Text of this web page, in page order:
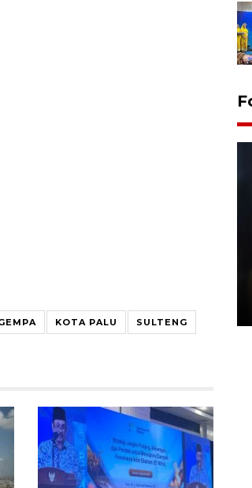
KOTA PALU SULTENG